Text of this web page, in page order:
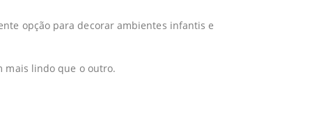
opção para decorar ambientes infantis e
mais lindo que o outro.